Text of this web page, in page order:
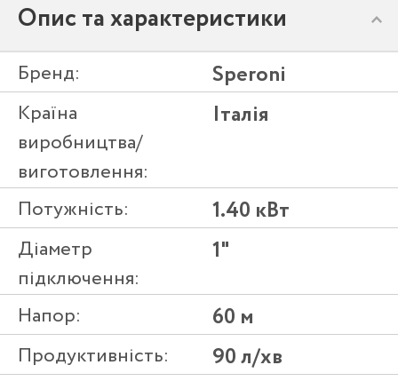
Опис та характеристики
Бренд: Speroni
Країна
виробництва/
виготовлення:
Італія
Потужність: 1.40 кВт
Діаметр
підключення:
1"
Напор: 60 м
Продуктивність: 90 л/хв